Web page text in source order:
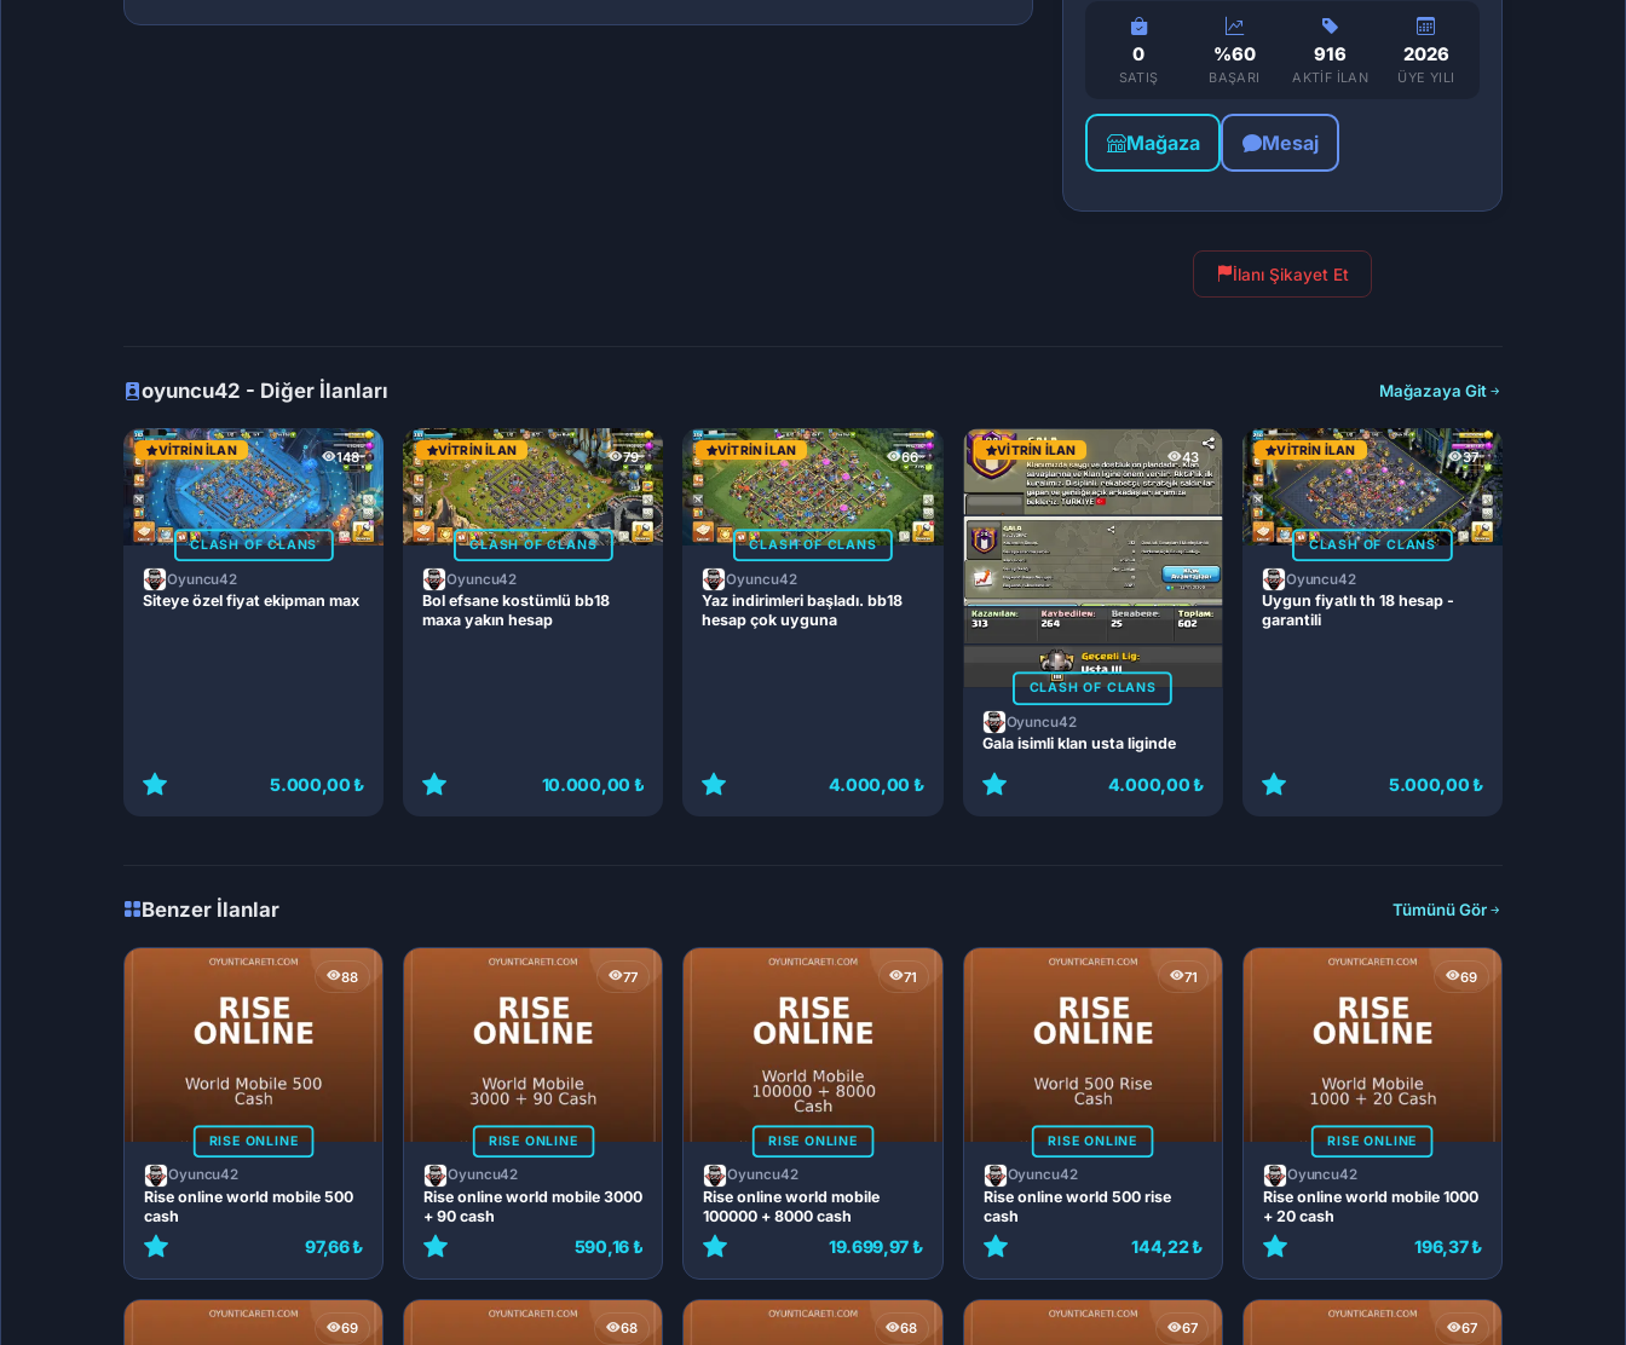
0
SATIŞ
%60
BAŞARI
916
AKTIF İLAN
2026
ÜYE YILI
Mağaza Mesaj
İlanı Şikayet Et
oyuncu42 - Diğer İlanları Mağazaya Git
148
VITRIN İLAN
CLASH OF CLANS
Oyuncu42
Siteye özel fiyat ekipman max
5.000,00 ₺
79
VITRIN İLAN
CLASH OF CLANS
Oyuncu42
Bol efsane kostümlü bb18
maxa yakın hesap
10.000,00 ₺
66
VITRIN İLAN
CLASH OF CLANS
Oyuncu42
Yaz indirimleri başladı. bb18
hesap çok uyguna
4.000,00 ₺
43
VITRIN İLAN
CLASH OF CLANS
Oyuncu42
Gala isimli klan usta liginde
4.000,00 ₺
37
VITRIN İLAN
CLASH OF CLANS
Oyuncu42
Uygun fiyatlı th 18 hesap -
garantili
5.000,00 ₺
Benzer İlanlar Tümünü Gör
88
RISE ONLINE
Oyuncu42
Rise online world mobile 500
cash
97,66 ₺
77
RISE ONLINE
Oyuncu42
Rise online world mobile 3000
+ 90 cash
590,16 ₺
71
RISE ONLINE
Oyuncu42
Rise online world mobile
100000 + 8000 cash
19.699,97 ₺
71
RISE ONLINE
Oyuncu42
Rise online world 500 rise
cash
144,22 ₺
69
RISE ONLINE
Oyuncu42
Rise online world mobile 1000
+ 20 cash
196,37 ₺
69 68 68 67 67